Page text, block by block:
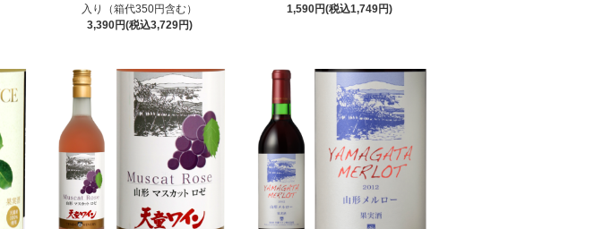
入り（箱代350円含む）
3,390円(税込3,729円)
1,590円(税込1,749円)